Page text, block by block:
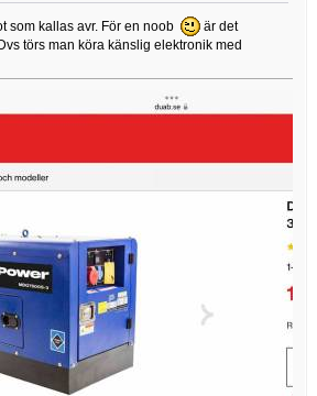
som kallas avr. För en noob
är det
törs man köra känslig elektronik med